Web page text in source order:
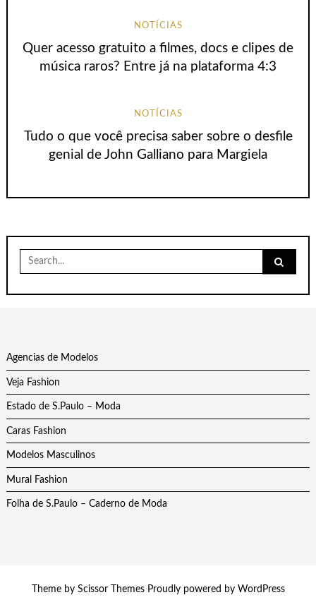
NOTÍCIAS
Quer acesso gratuito a filmes, docs e clipes de
música raros? Entre já na plataforma 4:3
NOTÍCIAS
Tudo o que você precisa saber sobre o desfile
genial de John Galliano para Margiela
Search
for:
Agencias de Modelos
Veja Fashion
Estado de S.Paulo – Moda
Caras Fashion
Modelos Masculinos
Mural Fashion
Folha de S.Paulo – Caderno de Moda
Theme by Scissor ThemesProudly powered by WordPress